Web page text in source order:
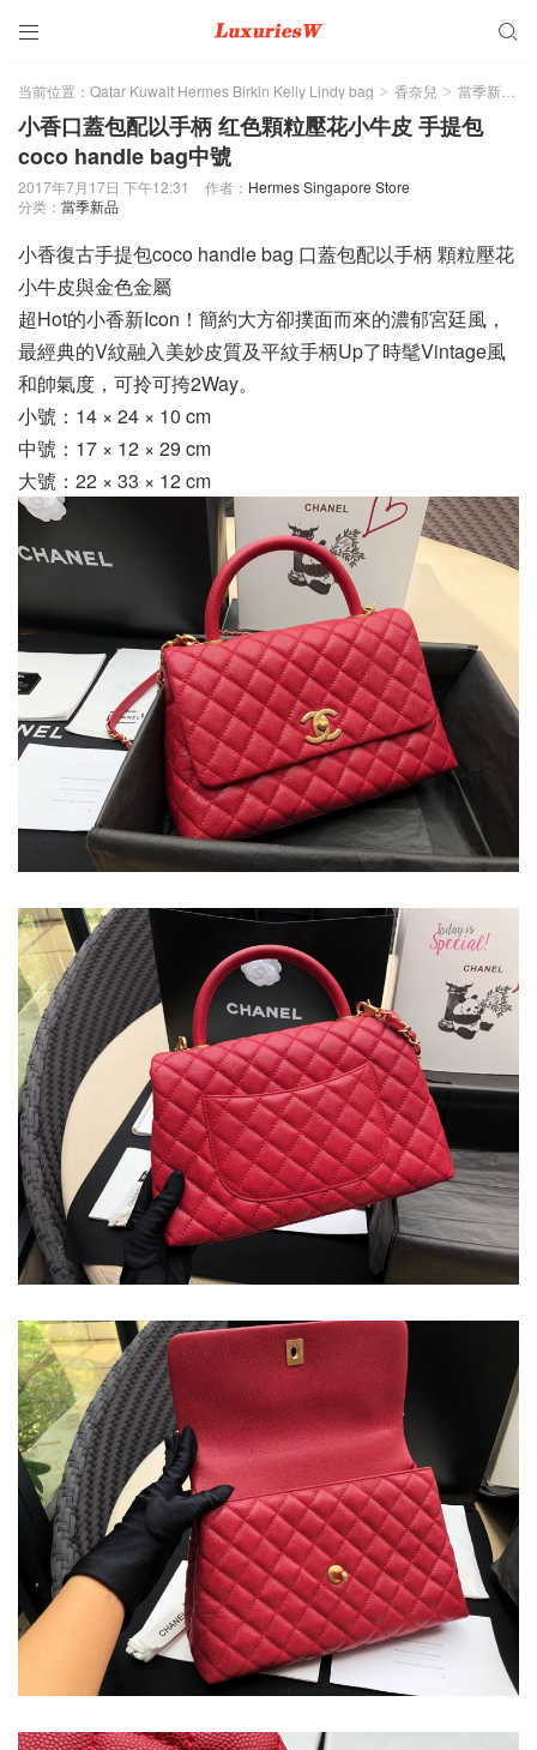
 
当前位置： Qatar Kuwait Hermes Birkin Kelly Lindy bag > 香奈兒 > 當季新品
小香口蓋包配以手柄 红色顆粒壓花小牛皮 手提包
coco handle bag中號
2017年7月17日 下午12:31 作者： Hermes Singapore Store
分类： 當季新品
小香復古手提包coco handle bag 口蓋包配以手柄 顆粒壓花
小牛皮與金色金屬
超Hot的小香新Icon！簡約大方卻撲面而來的濃郁宮廷風，
最經典的V紋融入美妙皮質及平紋手柄Up了時髦Vintage風
和帥氣度，可拎可挎2Way。
小號：14 × 24 × 10 cm
中號：17 × 12 × 29 cm
大號：22 × 33 × 12 cm